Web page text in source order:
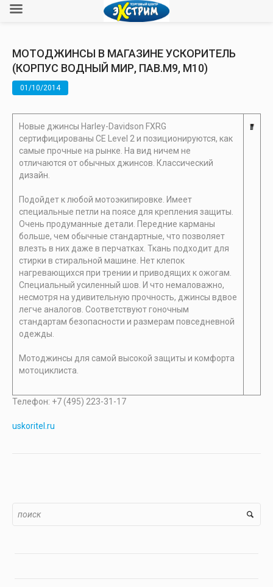
МОТОДЖИНСЫ В МАГАЗИНЕ УСКОРИТЕЛЬ
(КОРПУС ВОДНЫЙ МИР, ПАВ.М9, М10)
01/10/2014
Новые джинсы Harley-Davidson FXRG
сертифицированы CE Level 2 и позиционируются, как
самые прочные на рынке. На вид ничем не
отличаются от обычных джинсов. Классический
дизайн.
Подойдет к любой мотоэкипировке. Имеет
специальные петли на поясе для крепления защиты.
Очень продуманные детали. Передние карманы
больше, чем обычные стандартные, что позволяет
влезть в них даже в перчатках. Ткань подходит для
стирки в стиральной машине. Нет клепок
нагревающихся при трении и приводящих к ожогам.
Специальный усиленный шов. И что немаловажно,
несмотря на удивительную прочность, джинсы вдвое
легче аналогов. Соответствуют гоночным
стандартам безопасности и размерам повседневной
одежды.
Мотоджинсы для самой высокой защиты и комфорта
мотоциклиста.
Телефон: +7 (495) 223-31-17
uskoritel.ru